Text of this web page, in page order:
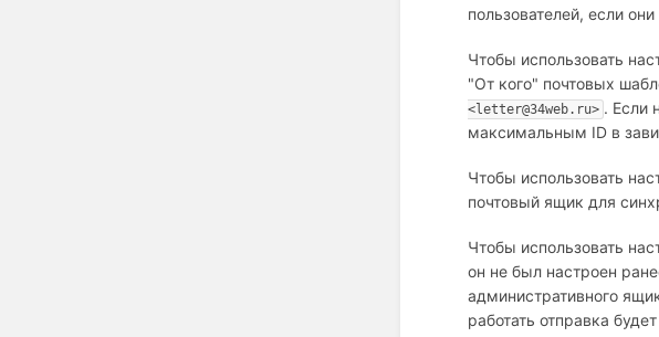
пользователей, если
Чтобы использовать
"От кого" почтовых
<letter@34web.ru> . Если
максимальным ID в
Чтобы использовать
почтовый ящик для
Чтобы использовать
он не был настроен
административного
работать отправка